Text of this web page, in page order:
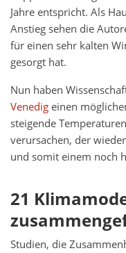
Jahre entspricht. Als
Anstieg sehen die
für einen sehr kalten
gesorgt hat.
Nun haben
Venedig einen
steigende
verursachen, der
und somit einem noch
21
Studien, die